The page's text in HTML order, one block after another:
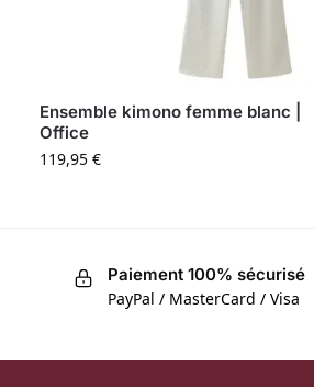
Ensemble kimono femme blanc |
Office
119,95€
Paiement 100% sécurisé
PayPal / MasterCard / Visa